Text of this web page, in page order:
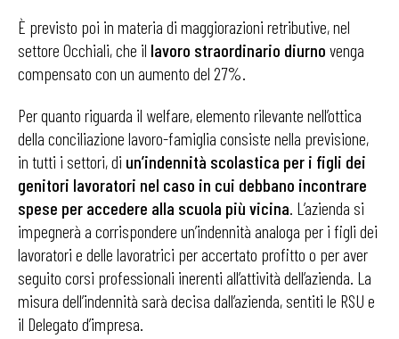
È previsto poi in materia di maggiorazioni retributive, nel
settore Occhiali, che il lavoro straordinario diurno venga
compensato con un aumento del 27%.
Per quanto riguarda il welfare, elemento rilevante nell’ottica
della conciliazione lavoro-famiglia consiste nella previsione,
in tutti i settori, di un’indennità scolastica per i figli dei
genitori lavoratori nel caso in cui debbano incontrare
spese per accedere alla scuola più vicina. L’azienda si
impegnerà a corrispondere un’indennità analoga per i figli dei
lavoratori e delle lavoratrici per accertato profitto o per aver
seguito corsi professionali inerenti all’attività dell’azienda. La
misura dell’indennità sarà decisa dall’azienda, sentiti le RSU e
il Delegato d’impresa.